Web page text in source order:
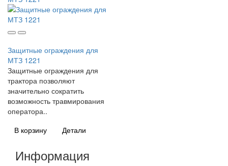
Защитные ограждения для
МТЗ 1221
Защитные ограждения для
трактора позволяют
значительно сократить
возможность травмирования
оператора..
В корзину
Детали
Информация